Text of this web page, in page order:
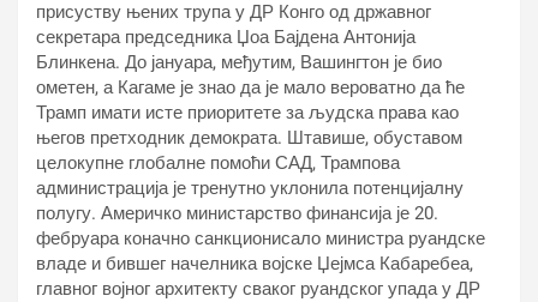
присуству њених трупа у ДР Конго од државног
секретара председника Џоа Бајдена Антонија
Блинкена. До јануара, међутим, Вашингтон је био
ометен, а Кагаме је знао да је мало вероватно да ће
Трамп имати исте приоритете за људска права као
његов претходник демократа. Штавише, обуставом
целокупне глобалне помоћи САД, Трампова
администрација је тренутно уклонила потенцијалну
полугу. Америчко министарство финансија је 20.
фебруара коначно санкционисало министра руандске
владе и бившег начелника војске Џејмса Кабаребеа,
главног војног архитекту сваког руандског упада у ДР